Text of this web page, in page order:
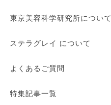
東京美容科学研究所について
ステラグレイ について
よくあるご質問
特集記事一覧